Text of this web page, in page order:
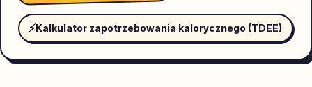
⚡Kalkulator zapotrzebowania kalorycznego (TDEE)